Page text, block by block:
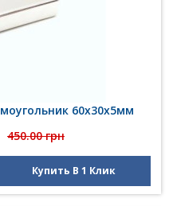
60х30х5мм
450.00 грн
Купить В 1 Клик